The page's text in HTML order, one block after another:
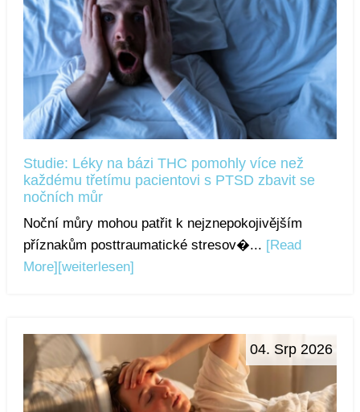
Studie: Léky na bázi THC pomohly více než
každému třetímu pacientovi s PTSD zbavit se
nočních můr
Noční můry mohou patřit k nejznepokojivějším
příznakům posttraumatické stresov�... [Read
More][weiterlesen]
04. Srp 2026